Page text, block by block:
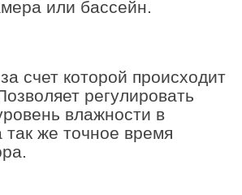
или бассейн.
счет которой происходит
регулировать
влажности в
же точное время